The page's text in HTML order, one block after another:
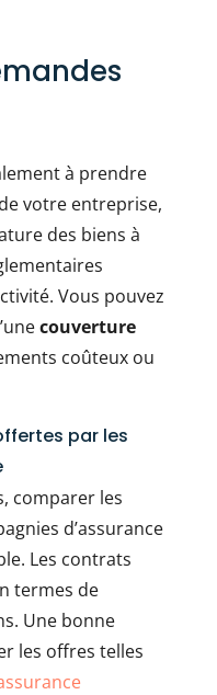
à prendre
votre entreprise,
des biens à
Vous pouvez
couverture
coûteux ou
par les
comparer les
d’assurance
Les contrats
termes de
Une bonne
les offres telles